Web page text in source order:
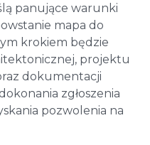
panujące warunki
mapa do
krokiem będzie
projektu
dokumentacji
zgłoszenia
pozwolenia na